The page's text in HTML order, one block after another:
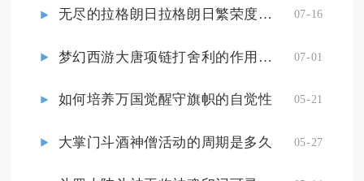
无尽的拉格朗日拉格朗日繁荣度能否持续提升 07-16
梦幻西游大唐项链打舍利的作用是什么 07-01
如何培养万国觉醒守旗帜的自觉性 05-21
大掌门斗酒神僧活动的周期是多久 05-27